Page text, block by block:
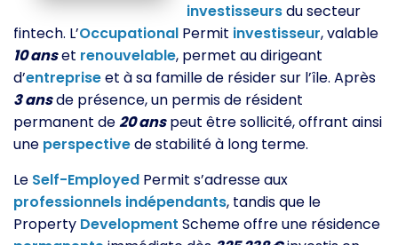
investisseursdu secteur
fintech. L’Occupational Permit investisseur, valable
10 anset renouvelable, permet au dirigeant
d’entrepriseet à sa famille de résider sur l’île. Après
3 ansde présence, un permis de résident
permanent de20 anspeut être sollicité, offrant ainsi
une perspectivede stabilité à long terme.
Le Self-Employed Permit s’adresse aux
professionnels indépendants, tandis que le
Property Development Scheme offre une résidence